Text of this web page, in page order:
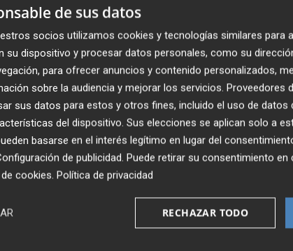
de la economía estadounidense y la
el optimismo general, y los mercados emergentes
que habían conseguido respecto a los
con éxito la delicada situación de ralentización
donde las autoridades han conseguido frenar
considerable ralentización de las inversiones
descenso de las exportaciones hacia el mundo
de sus datos
socios utilizamos cookies y tecnologías similares para
su dispositivo y procesar datos personales, como su
para ofrecer anuncios y contenido personalizados,
sobre la audiencia y mejorar los servicios. Proveedores
sus datos para estos y otros fines, incluido el uso de datos
del dispositivo. Sus elecciones se aplican solo a
basarse en el interés legítimo en lugar del
de publicidad. Puede retirar su consentimiento en
cookies. Política de privacidad
RECHAZAR TODO